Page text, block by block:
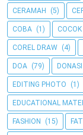
CERAMAH (5)
COBA (1)
COREL DRAW (4)
DOA (79) DONASI
EDITING PHOTO (1)
EDUCATIONAL
FASHION (15)